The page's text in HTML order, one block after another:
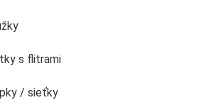
s flitrami
/ sieťky